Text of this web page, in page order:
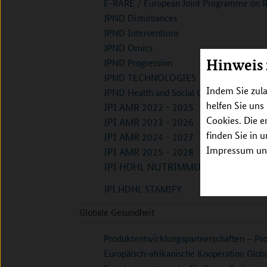
Hinweis
Indem Sie
helfen Sie
Cookies. Die
finden Sie in
Impressum
E-RARE / European Joint Programme on
JPND Disturbances
JPND Interventions
JPND Omics
JPND Progression
JPND TECHNOLOGIES
JPND Health and Social Care Late Stages
JPI AMR 2022 - 2025
JPI AMR 2023 - 2026
JPI AMR 2024 - 2027
JPI AMR 2025 - 2028
JPI HDHL NUTRIMMUNE
JPI HDHL STAMIFY
Globale Gesundheit
Produktentwicklungspartnerschaften –
Europäisch-afrikanische Kooperation